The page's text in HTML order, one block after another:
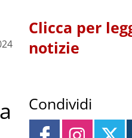
Clicca per
notizie
Condividi